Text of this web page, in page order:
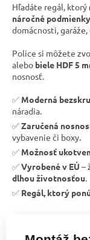
Hľadáte regál, ktorý
náročné podmienky
domácnosti,
Police si môžete
alebo biele HDF 5
nosnosť.
✅ Moderná
náradia.
✅Zaručená
vybavenie či boxy.
✅ Možnosť
✅Vyrobené v EÚ –
dlhou životnosťou
✅ Regál, ktorý